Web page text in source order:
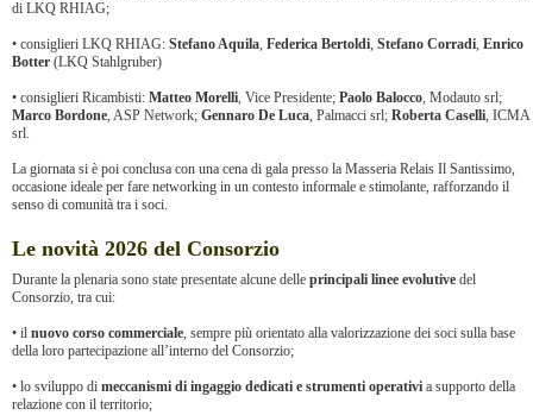
di LKQ RHIAG;
• consiglieri LKQ RHIAG: Stefano Aquila, Federica Bertoldi, Stefano Corradi, Enrico
Botter (LKQ Stahlgruber)
• consiglieri Ricambisti: Matteo Morelli, Vice Presidente; Paolo Balocco, Modauto srl;
Marco Bordone, ASP Network; Gennaro De Luca, Palmacci srl; Roberta Caselli, ICMA
srl.
La giornata si è poi conclusa con una cena di gala presso la Masseria Relais Il Santissimo,
occasione ideale per fare networking in un contesto informale e stimolante, rafforzando il
senso di comunità tra i soci.
Le novità 2026 del Consorzio
Durante la plenaria sono state presentate alcune delle principali linee evolutive del
Consorzio, tra cui:
• il nuovo corso commerciale, sempre più orientato alla valorizzazione dei soci sulla base
della loro partecipazione all’interno del Consorzio;
• lo sviluppo di meccanismi di ingaggio dedicati e strumenti operativi a supporto della
relazione con il territorio;